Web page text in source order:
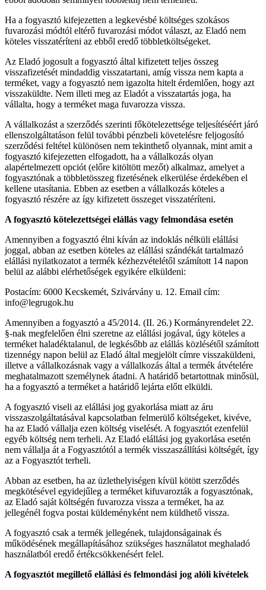
Ha a fogyasztó kifejezetten a legkevésbé költséges szokásos
fuvarozási módtól eltérő fuvarozási módot választ, az Eladó nem
köteles visszatéríteni az ebből eredő többletköltségeket.
Az Eladó jogosult a fogyasztó által kifizetett teljes összeg
visszafizetését mindaddig visszatartani, amíg vissza nem kapta a
terméket, vagy a fogyasztó nem igazolta hitelt érdemlően, hogy azt
visszaküldte. Nem illeti meg az Eladót a visszatartás joga, ha
vállalta, hogy a terméket maga fuvarozza vissza.
A vállalkozást a szerződés szerinti főkötelezettsége teljesítéséért járó
ellenszolgáltatáson felül további pénzbeli követelésre feljogosító
szerződési feltétel különösen nem tekinthető olyannak, mint amit a
fogyasztó kifejezetten elfogadott, ha a vállalkozás olyan
alapértelmezett opciót (előre kitöltött mezőt) alkalmaz, amelyet a
fogyasztónak a többletösszeg fizetésének elkerülése érdekében el
kellene utasítania. Ebben az esetben a vállalkozás köteles a
fogyasztó részére az így kifizetett összeget visszatéríteni.
A fogyasztó kötelezettségei elállás vagy felmondása esetén
Amennyiben a fogyasztó élni kíván az indoklás nélküli elállási
joggal, abban az esetben köteles az elállási szándékát tartalmazó
elállási nyilatkozatot a termék kézhezvételétől számított 14 napon
belül az alábbi elérhetőségek egyikére elküldeni:
Postacím: 6000 Kecskemét, Szivárvány u. 12. Email cím:
info@legrugok.hu
Amennyiben a fogyasztó a 45/2014. (II. 26.) Kormányrendelet 22.
§-nak megfelelően élni szeretne az elállási jogával, úgy köteles a
terméket haladéktalanul, de legkésőbb az elállás közlésétől számított
tizennégy napon belül az Eladó által megjelölt címre visszaküldeni,
illetve a vállalkozásnak vagy a vállalkozás által a termék átvételére
meghatalmazott személynek átadni. A határidő betartottnak minősül,
ha a fogyasztó a terméket a határidő lejárta előtt elküldi.
A fogyasztó viseli az elállási jog gyakorlása miatt az áru
visszaszolgáltatásával kapcsolatban felmerülő költségeket, kivéve,
ha az Eladó vállalja ezen költség viselését. A fogyasztót ezenfelül
egyéb költség nem terheli. Az Eladó elállási jog gyakorlása esetén
nem vállalja át a Fogyasztótól a termék visszaszállítási költségét, így
az a Fogyasztót terheli.
Abban az esetben, ha az üzlethelyiségen kívül kötött szerződés
megkötésével egyidejűleg a terméket kifuvarozták a fogyasztónak,
az Eladó saját költségén fuvarozza vissza a terméket, ha az
jellegénél fogva postai küldeményként nem küldhető vissza.
A fogyasztó csak a termék jellegének, tulajdonságainak és
működésének megállapításához szükséges használatot meghaladó
használatból eredő értékcsökkenésért felel.
A fogyasztót megillető elállási és felmondási jog alóli kivételek